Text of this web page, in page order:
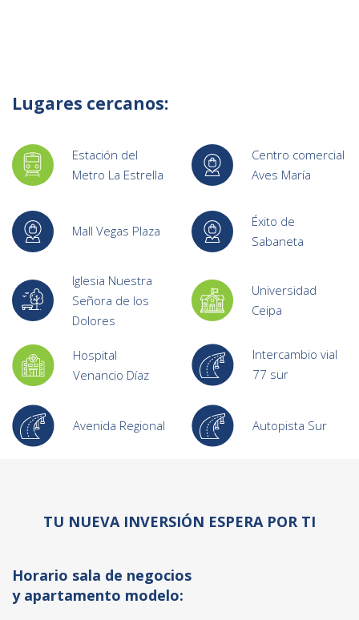
Lugares cercanos:
Estación del
Metro La Estrella
Centro comercial
Aves María
Mall Vegas Plaza
Éxito de
Sabaneta
Iglesia Nuestra
Señora de los
Dolores
Universidad
Ceipa
Hospital
Venancio Díaz
Intercambio vial
77 sur
Avenida Regional Autopista Sur
TU NUEVA INVERSIÓN ESPERA POR TI
Horario sala de negocios
y apartamento modelo: